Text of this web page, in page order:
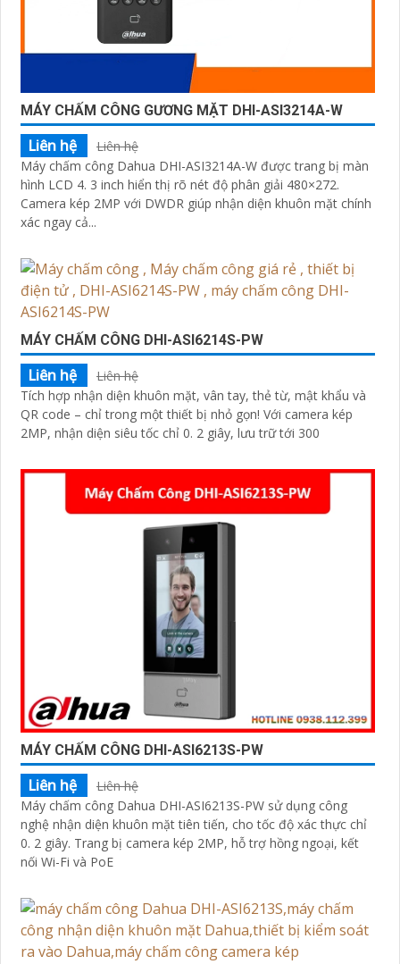
MÁY CHẤM CÔNG GƯƠNG MẶT DHI-ASI3214A-W
Liên hệ
Liên hệ
Máy chấm công Dahua DHI-ASI3214A-W được trang bị màn
hình LCD 4. 3 inch hiển thị rõ nét độ phân giải 480×272.
Camera kép 2MP với DWDR giúp nhận diện khuôn mặt chính
xác ngay cả...
MÁY CHẤM CÔNG DHI-ASI6214S-PW
Liên hệ
Liên hệ
Tích hợp nhận diện khuôn mặt, vân tay, thẻ từ, mật khẩu và
QR code – chỉ trong một thiết bị nhỏ gọn! Với camera kép
2MP, nhận diện siêu tốc chỉ 0. 2 giây, lưu trữ tới 300
MÁY CHẤM CÔNG DHI-ASI6213S-PW
Liên hệ
Liên hệ
Máy chấm công Dahua DHI-ASI6213S-PW sử dụng công
nghệ nhận diện khuôn mặt tiên tiến, cho tốc độ xác thực chỉ
0. 2 giây. Trang bị camera kép 2MP, hỗ trợ hồng ngoại, kết
nối Wi-Fi và PoE